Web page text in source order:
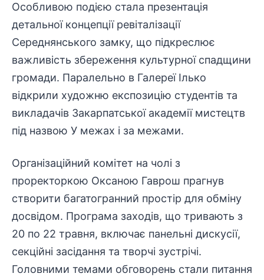
Особливою подією стала презентація
детальної концепції ревіталізації
Середнянського замку, що підкреслює
важливість збереження культурної спадщини
громади. Паралельно в Галереї Ілько
відкрили художню експозицію студентів та
викладачів Закарпатської академії мистецтв
під назвою У межах і за межами.
Організаційний комітет на чолі з
проректоркою Оксаною Гаврош прагнув
створити багатогранний простір для обміну
досвідом. Програма заходів, що тривають з
20 по 22 травня, включає панельні дискусії,
секційні засідання та творчі зустрічі.
Головними темами обговорень стали питання